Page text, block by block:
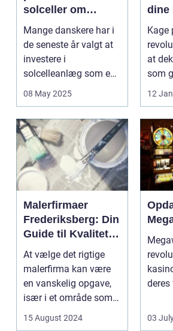
solceller om
vinteren?
Mange danskere har i
de seneste år valgt at
investere i
solcelleanlæg som en
08 May 2025
dine
kage
Kage
at
som
12
Malerfirmaer
Frederiksberg: Din
Guide til Kvalitet
og Service
At vælge det rigtige
malerfirma kan være
en vanskelig opgave,
især i et område som
15 August 2024 03